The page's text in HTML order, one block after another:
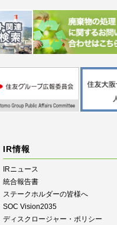
IR情報
IRニュース
統合報告書
ステークホルダーの皆様へ
SOC Vision2035
ディスクロージャー・ポリシー